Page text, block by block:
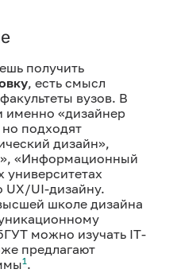
получить
, есть смысл
вузов. В
именно «дизайнер
подходят
дизайн»,
«Информационный
университетах
UX/UI-дизайну.
школе дизайна
можно изучать IT-
предлагают
1 .